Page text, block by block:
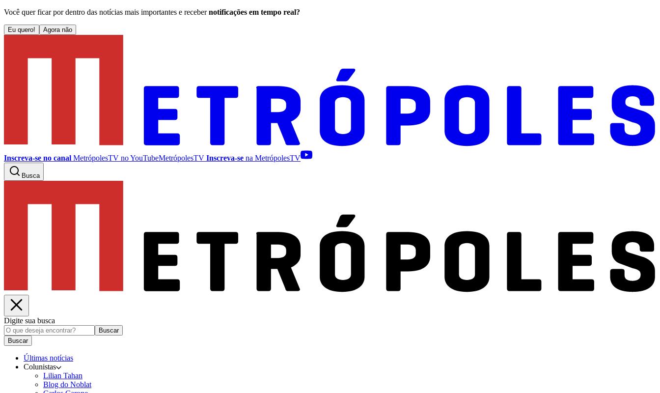
Você quer ficar por dentro das notícias mais importantes e receber notificações em tempo real?
Eu quero! Agora não
Inscreva-se no canal MetrópolesTV noYouTubeMetrópolesTV Inscreva-se na MetrópolesTV
Busca
Digite sua busca
Buscar
Buscar
Últimas notícias
Colunistas
Lilian Tahan
Blog do Noblat